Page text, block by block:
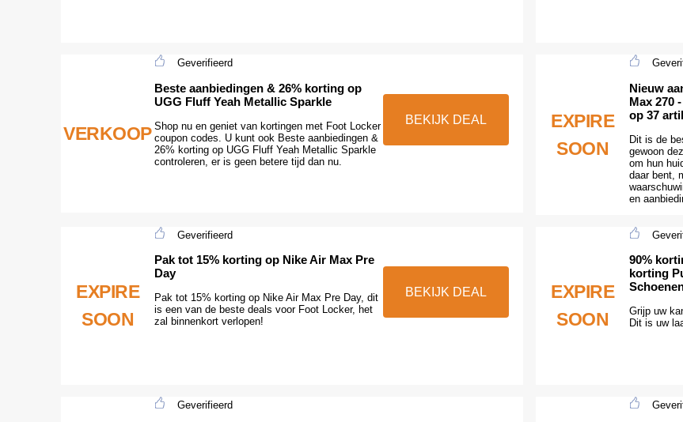
VERKOOP
Geverifieerd
Beste aanbiedingen & 26% korting op
UGG Fluff Yeah Metallic Sparkle
Shop nu en geniet van kortingen met Foot Locker
coupon codes. U kunt ook Beste aanbiedingen &
26% korting op UGG Fluff Yeah Metallic Sparkle
controleren, er is geen betere tijd dan nu.
BEKIJK DEAL
EXPIRE
SOON
Nieuw
Max 270
op 37
Dit is de
gewoon
om hun
daar bent,
en
EXPIRE
SOON
Geverifieerd
Pak tot 15% korting op Nike Air Max Pre
Day
Pak tot 15% korting op Nike Air Max Pre Day, dit
is een van de beste deals voor Foot Locker, het
zal binnenkort verlopen!
BEKIJK DEAL
EXPIRE
SOON
90%
korting
Grijp uw
Dit is uw
Geverifieerd